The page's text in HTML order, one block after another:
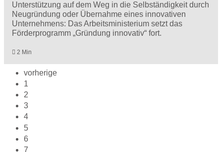
Unterstützung auf dem Weg in die Selbständigkeit durch
Neugründung oder Übernahme eines innovativen
Unternehmens: Das Arbeitsministerium setzt das
Förderprogramm „Gründung innovativ“ fort.
2 Min
vorherige
1
2
3
4
5
6
7